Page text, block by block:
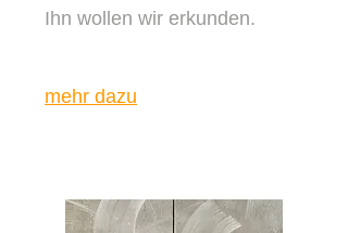
Ihn wollen wir erkunden.
mehr dazu